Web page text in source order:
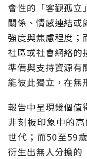
會性的「客觀孤立
關係、情感連結或
強度與焦慮程度；
社區或社會網絡的
準備與支持資源有
能彼此獨立，在無
報告中呈現幾個值
非刻板印象中的
世代；而50至59
衍生出無人分擔的